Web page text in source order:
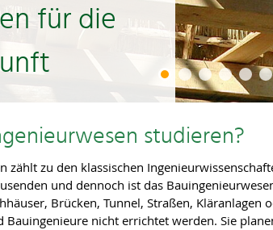
für die
studieren?
zählt zu den klassischen
und dennoch ist das
Brücken, Tunnel, Straßen, Kläranlagen
Bauingenieure nicht errichtet werden. Sie